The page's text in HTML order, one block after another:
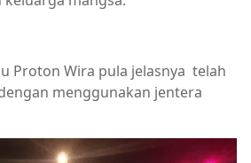
Proton Wira pula jelasnya telah
menggunakan jentera